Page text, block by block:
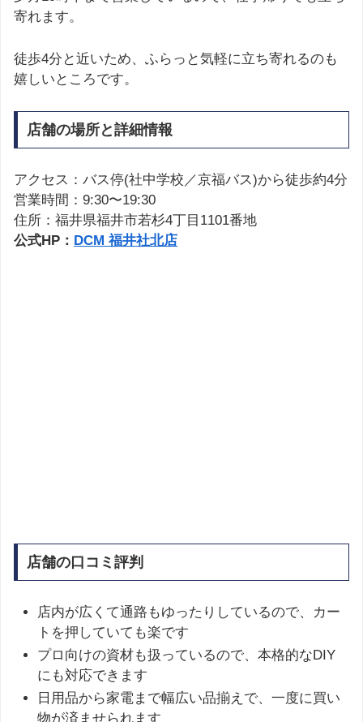
寄れます。
徒歩4分と近いため、ふらっと気軽に立ち寄れるのも
嬉しいところです。
店舗の場所と詳細情報
アクセス：バス停(社中学校／京福バス)から徒歩約4分
営業時間：9:30〜19:30
住所：福井県福井市若杉4丁目1101番地
公式HP： DCM 福井社北店
店舗の口コミ評判
店内が広くて通路もゆったりしているので、カー
トを押していても楽です
プロ向けの資材も扱っているので、本格的なDIY
にも対応できます
日用品から家電まで幅広い品揃えで、一度に買い
物が済ませられます